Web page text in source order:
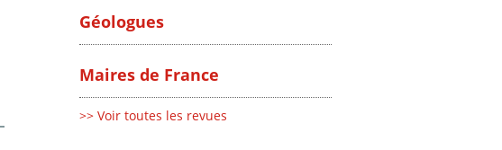
Géologues
Maires de France
>> Voir toutes les revues